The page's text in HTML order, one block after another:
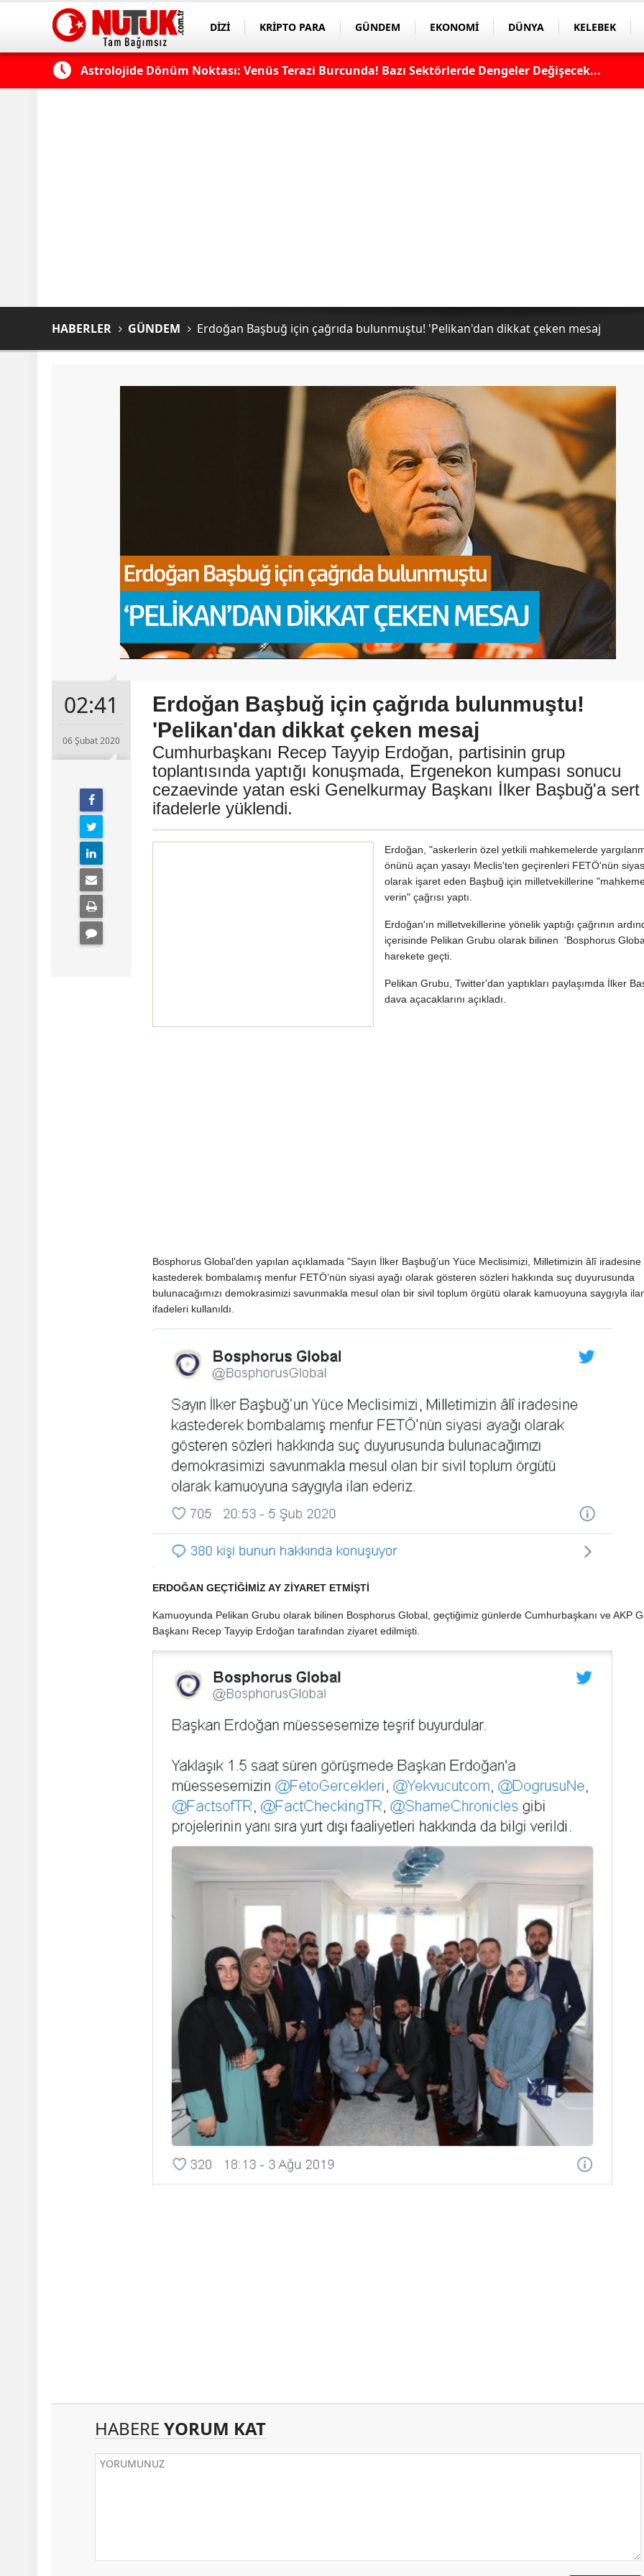
DİZİ KRİPTO PARA GÜNDEM EKONOMİ DÜNYA
KELEBEK
Astrolojide Dönüm Noktası: Venüs Terazi Burcunda! Bazı Sektörlerde Dengeler Değişecek...
HABERLER GÜNDEM Erdoğan Başbuğ için çağrıda bulunmuştu! 'Pelikan'dan dikkat çeken mesaj
02:41
06 Şubat 2020
Erdoğan Başbuğ için çağrıda bulunmuştu!
'Pelikan'dan dikkat çeken mesaj
Cumhurbaşkanı Recep Tayyip Erdoğan, partisinin grup
toplantısında yaptığı konuşmada, Ergenekon kumpası sonucu
cezaevinde yatan eski Genelkurmay Başkanı İlker Başbuğ'a sert
ifadelerle yüklendi.
Erdoğan, "askerlerin özel yetkili mahkemelerde
önünü açan yasayı Meclis'ten geçirenleri FETÖ'nün
olarak işaret eden Başbuğ için milletvekillerine
verin" çağrısı yaptı.
Erdoğan'ın milletvekillerine yönelik yaptığı çağrının
içerisinde Pelikan Grubu olarak bilinen 'Bosphorus
harekete geçti.
Pelikan Grubu, Twitter'dan yaptıkları paylaşımda İlker
dava açacaklarını açıkladı.
Bosphorus Global'den yapılan açıklamada "Sayın İlker Başbuğ’un Yüce Meclisimizi, Milletimizin âlî iradesine
kastederek bombalamış menfur FETÖ’nün siyasi ayağı olarak gösteren sözleri hakkında suç duyurusunda
bulunacağımızı demokrasimizi savunmakla mesul olan bir sivil toplum örgütü olarak kamuoyuna saygıyla
ifadeleri kullanıldı.
ERDOĞAN GEÇTİĞİMİZ AY ZİYARET ETMİŞTİ
Kamuoyunda Pelikan Grubu olarak bilinen Bosphorus Global, geçtiğimiz günlerde Cumhurbaşkanı ve AKP
Başkanı Recep Tayyip Erdoğan tarafından ziyaret edilmişti.
HABERE YORUM KAT